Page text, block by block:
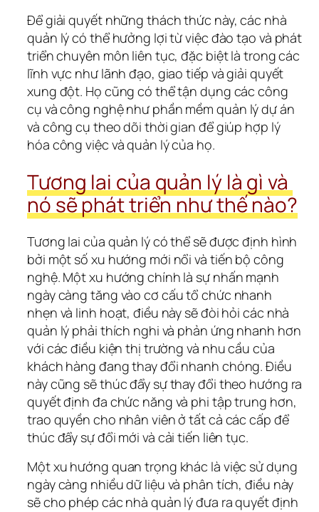
Để giải quyết những thách thức này, các nhà
quản lý có thể hưởng lợi từ việc đào tạo và phát
triển chuyên môn liên tục, đặc biệt là trong các
lĩnh vực như lãnh đạo, giao tiếp và giải quyết
xung đột. Họ cũng có thể tận dụng các công
cụ và công nghệ như phần mềm quản lý dự án
và công cụ theo dõi thời gian để giúp hợp lý
hóa công việc và quản lý của họ.
Tương lai của quản lý là gì và
nó sẽ phát triển như thế nào?
Tương lai của quản lý có thể sẽ được định hình
bởi một số xu hướng mới nổi và tiến bộ công
nghệ. Một xu hướng chính là sự nhấn mạnh
ngày càng tăng vào cơ cấu tổ chức nhanh
nhẹn và linh hoạt, điều này sẽ đòi hỏi các nhà
quản lý phải thích nghi và phản ứng nhanh hơn
với các điều kiện thị trường và nhu cầu của
khách hàng đang thay đổi nhanh chóng. Điều
này cũng sẽ thúc đẩy sự thay đổi theo hướng ra
quyết định đa chức năng và phi tập trung hơn,
trao quyền cho nhân viên ở tất cả các cấp để
thúc đẩy sự đổi mới và cải tiến liên tục.
Một xu hướng quan trọng khác là việc sử dụng
ngày càng nhiều dữ liệu và phân tích, điều này
sẽ cho phép các nhà quản lý đưa ra quyết định